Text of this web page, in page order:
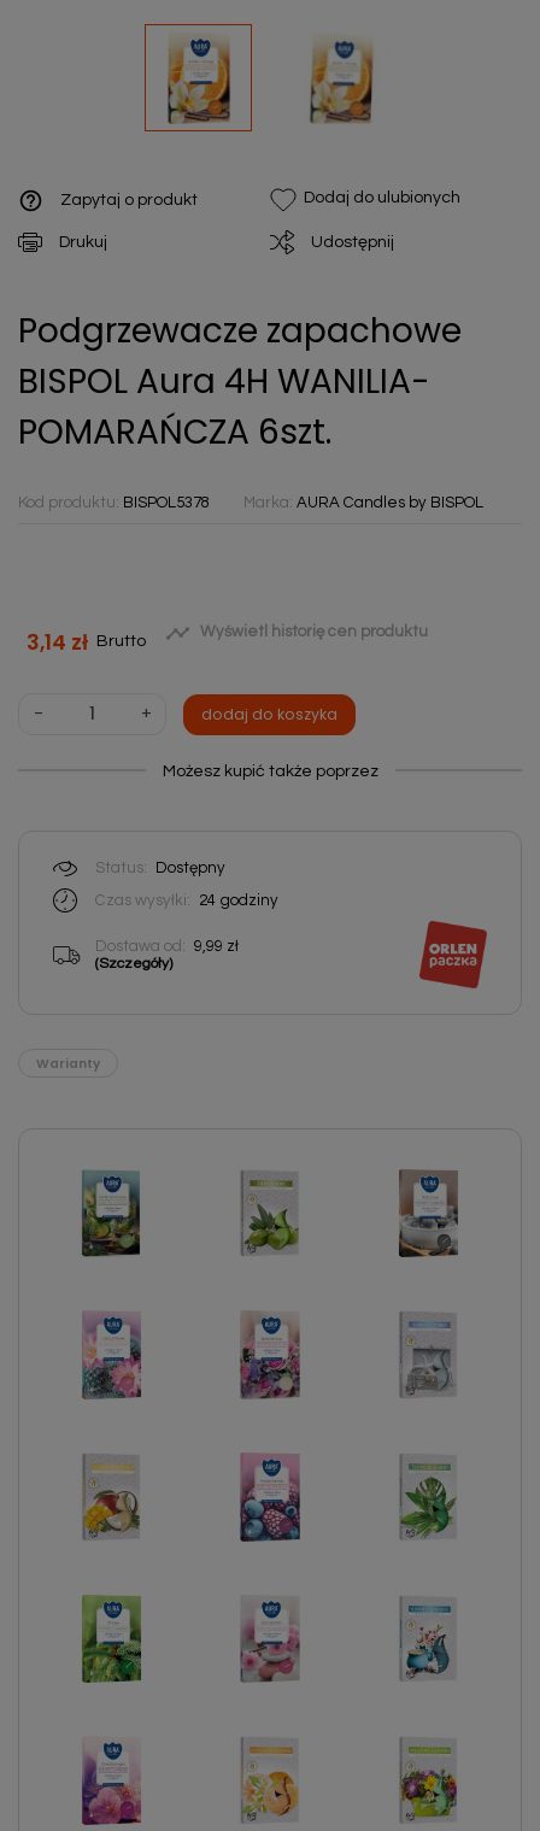
help_outline Zapytaj o produkt Dodaj do ulubionych
Drukuj Udostępnij
Podgrzewacze zapachowe
BISPOL Aura 4H WANILIA-
POMARAŃCZA 6szt.
Kod produktu: BISPOL5378 Marka: AURA Candles by BISPOL
3,14 zł Brutto  Wyświetl historię cen produktu
- + dodaj do koszyka
Możesz kupić także poprzez
Status:
Dostępny
Czas wysyłki:
24 godziny
Dostawa od: 9,99 zł
(Szczegóły)
Warianty